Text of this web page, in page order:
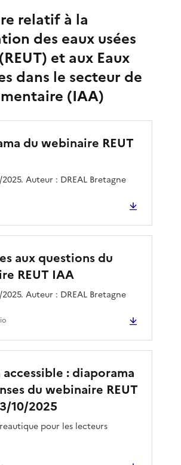
relatif à la
des eaux usées
et aux Eaux
dans le secteur de
(IAA)
du webinaire REUT
Auteur : DREAL Bretagne
aux questions du
REUT IAA
Auteur : DREAL Bretagne
: diaporama
du webinaire REUT
10/2025
pour les lecteurs